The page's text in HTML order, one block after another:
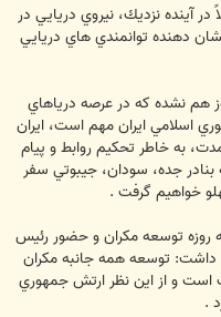
در آينده نزديك، نيروي دريايي در
دهنده توانمندي هاي دريايي
هم نشده كه در عرصه درياهاي
اسلامي ايران مهم است، ايران
به خاطر تحكيم روابط و پيام
جده، سودان، جيبوتي سفر
خواهيم گرفت .
روزه توسعه مكران و حضور رئيس
داشت: توسعه همه جانبه مكران
است و از اين نظر ارتش جمهوري
.